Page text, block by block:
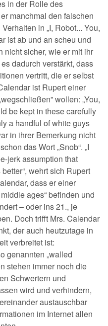
in der Rolle des
manchmal den falschen
in „I, Robot... You,
ist ab und an scheu und
nicht sicher, wie er mit ihr
dadurch verstärkt, dass
vertritt, die er selbst
ist Rupert einer
wollen: „You,
be kept in these carefully
a handful of white guys
in ihrer Bemerkung nicht
das Wort „Snob“. „I
jerk assumption that
wehrt sich Rupert
dass er einer
ages“ befinden und
– oder ins 21., je
Doch trifft Mrs. Calendar
der auch heutzutage in
verbreitet ist:
genannten „walled
stehen immer noch die
Schwertern und
wird und verhindern,
austauschbar
im Internet allen